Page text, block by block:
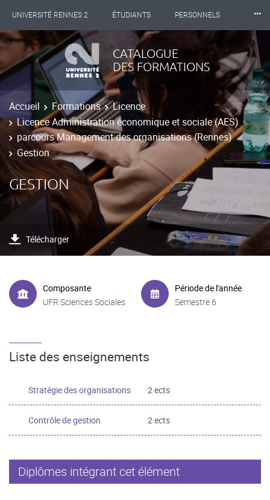
UNIVERSITÉ RENNES 2 ÉTUDIANTS PERSONNELS
INTERNATIONAL PROFESSIONNELS BIBLIOTHÈQUES
LES NOUVELLES DE RENNES 2
⸱⸱⸱
CATALOGUE
DES FORMATIONS
Accueil Formations
Licence
Licence Administration économique et sociale (AES)
parcours Management des organisations (Rennes)
Gestion
GESTION
Télécharger
Composante
UFR Sciences Sociales
Période de l'année
Semestre 6
Liste des enseignements
Stratégie des organisations 2 ects
Contrôle de gestion 2 ects
Diplômes intégrant cet élément